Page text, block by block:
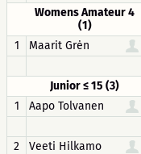
Womens Amateur 4
(1)
1
Maarit Grėn
Junior ≤ 15 (3)
1
Aapo Tolvanen
2
Veeti Hilkamo